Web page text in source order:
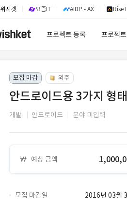
위시켓 요즘IT AIDP - AX Rise
프로젝트 등록 프로젝
모집 마감 외주
안드로이드용 3가지 형
개발 안드로이드 분야 미입력
예상 금액
모집 마감일 2016년 03월